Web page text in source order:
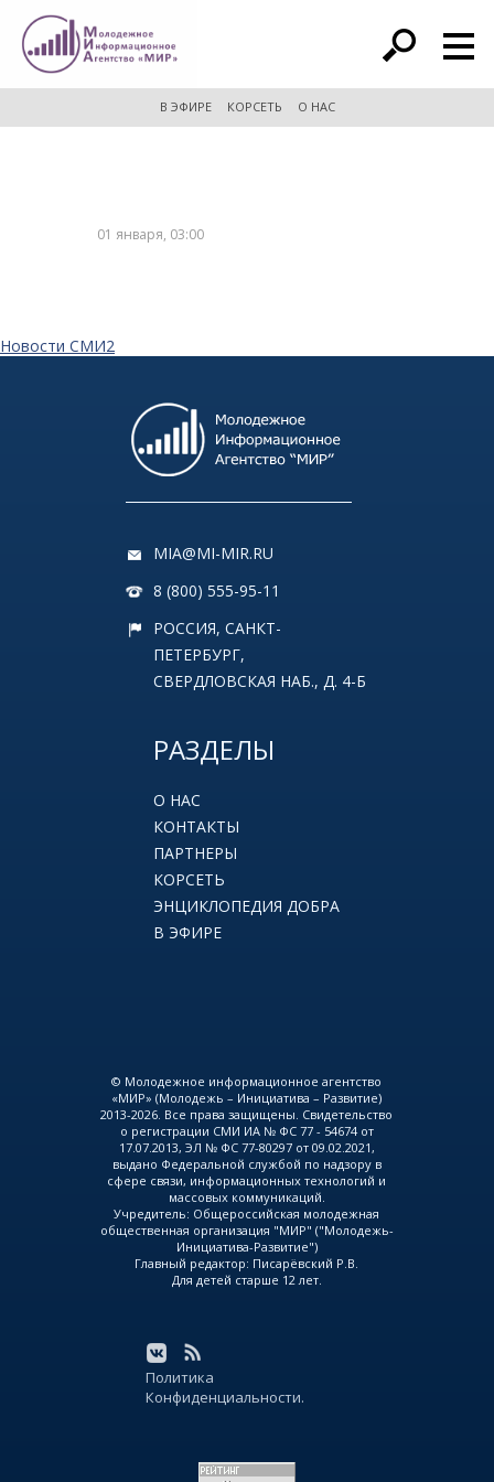
расширенный поиск
В ЭФИРЕ КОРСЕТЬ О НАС
01 января, 03:00
Новости СМИ2
MIA@MI-MIR.RU
8 (800) 555-95-11
РОССИЯ, САНКТ-
ПЕТЕРБУРГ,
СВЕРДЛОВСКАЯ НАБ., Д. 4-Б
РАЗДЕЛЫ
О НАС
КОНТАКТЫ
ПАРТНЕРЫ
КОРСЕТЬ
ЭНЦИКЛОПЕДИЯ ДОБРА
В ЭФИРЕ
© Молодежное информационное агентство
«МИР» (Молодежь – Инициатива – Развитие)
2013-2026. Все права защищены. Свидетельство
о регистрации СМИ ИА № ФС 77 - 54674 от
17.07.2013, ЭЛ № ФС 77-80297 от 09.02.2021,
выдано Федеральной службой по надзору в
сфере связи, информационных технологий и
массовых коммуникаций.
Учредитель: Общероссийская молодежная
общественная организация "МИР" ("Молодежь-
Инициатива-Развитие")
Главный редактор: Писарёвский Р.В.
Для детей старше 12 лет.
Политика
Конфиденциальности.